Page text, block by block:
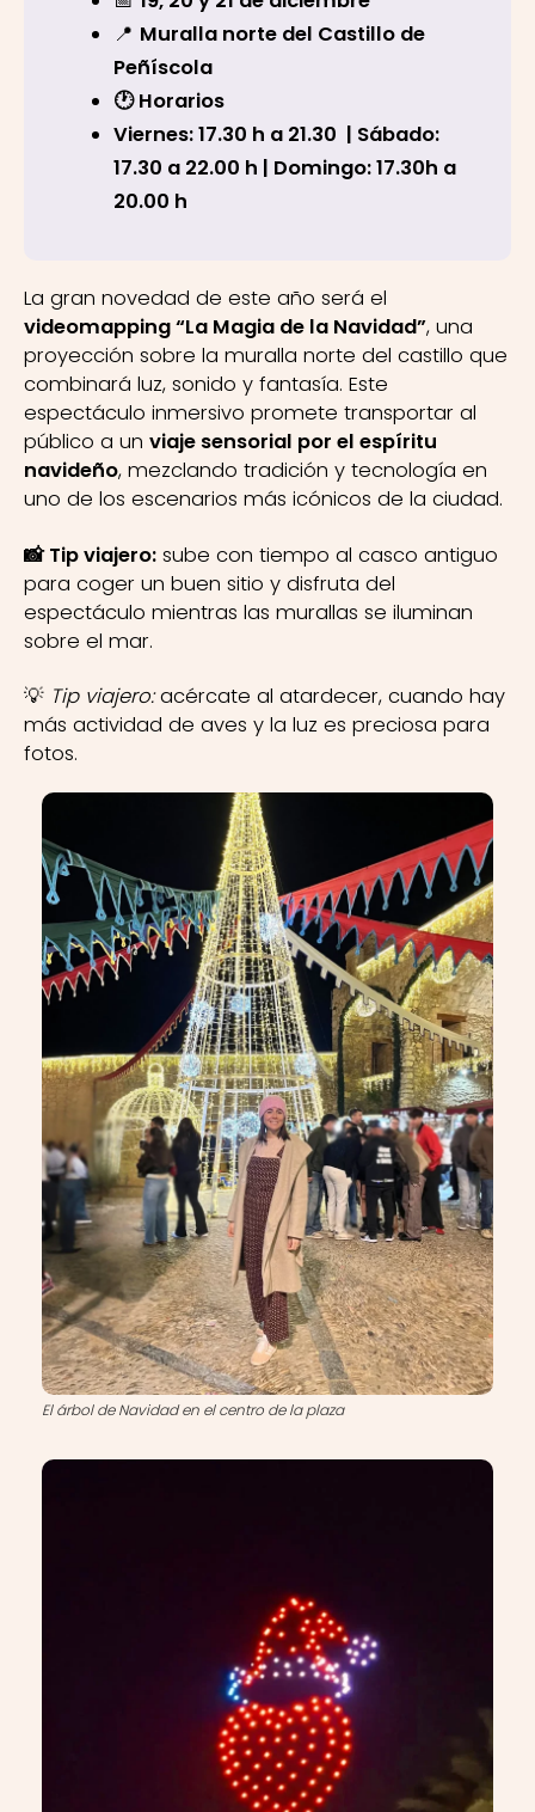
📍 Muralla norte del Castillo de
Peñíscola
🕐 Horarios
Viernes: 17.30 h a 21.30 | Sábado:
17.30 a 22.00 h | Domingo: 17.30h a
20.00 h
La gran novedad de este año será el
videomapping “La Magia de la Navidad”, una
proyección sobre la muralla norte del castillo que
combinará luz, sonido y fantasía. Este
espectáculo inmersivo promete transportar al
público a un viaje sensorial por el espíritu
navideño, mezclando tradición y tecnología en
uno de los escenarios más icónicos de la ciudad.
📸 Tip viajero: sube con tiempo al casco antiguo
para coger un buen sitio y disfruta del
espectáculo mientras las murallas se iluminan
sobre el mar.
💡 Tip viajero:acércate al atardecer, cuando hay
más actividad de aves y la luz es preciosa para
fotos.
El árbol de Navidad en el centro de la plaza